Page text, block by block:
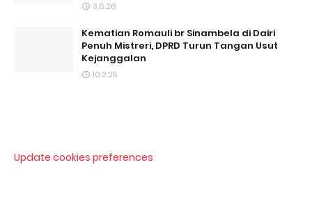
3.6.26
Kematian Romauli br Sinambela di Dairi
Penuh Mistreri, DPRD Turun Tangan Usut
Kejanggalan
10.2.25
Update cookies preferences